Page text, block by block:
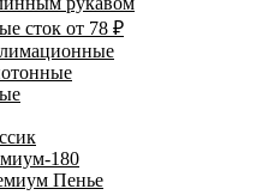
сток от 78 ₽
180
Пенье